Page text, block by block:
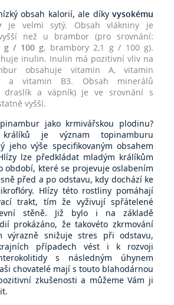
obsah kalorií, ale díky vysokému
je velmi sytý. Obsah vlákniny je
než u brambor (pro srovnání:
g / 100 g, brambory 2,1 g / 100 g).
inulin. Inulin má pozitivní vliv na
obsahuje vitamin A,vitamin
avitamin B3. Obsah minerálů
draslíka vápník) je ve srovnání s
vyšší.
jako krmivářskou plodinu?
je význam topinamburu
jeho výše specifikovaným obsahem
lze předkládat mladým králíkům
období, které se projevuje oslabením
před a po odstavu, kdy dochází ke
Hlízy této rostliny pomáhají
trakt, tím že vyživují spřátelené
stěně. Již bylo i na základě
prokázáno, že takovéto zkrmování
výrazně snižuje stres při odstavu,
případech vést i k rozvoji
s následným úhynem
chovatelé mají s touto blahodárnou
zkušenosti a můžeme Vám ji